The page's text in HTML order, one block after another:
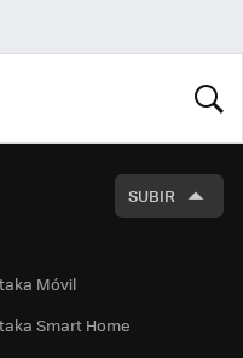
SUBIR
Móvil
Smart Home